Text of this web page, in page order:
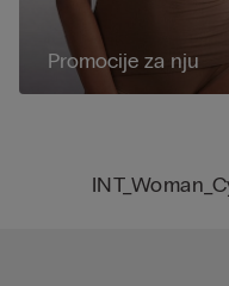
Promocije za nju